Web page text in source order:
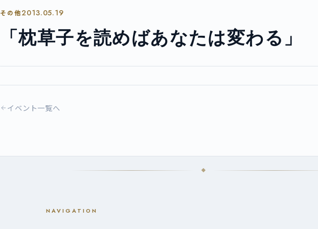
その他2013.05.19
「枕草子を読めばあなたは変わる」
イベント一覧へ
NAVIGATION